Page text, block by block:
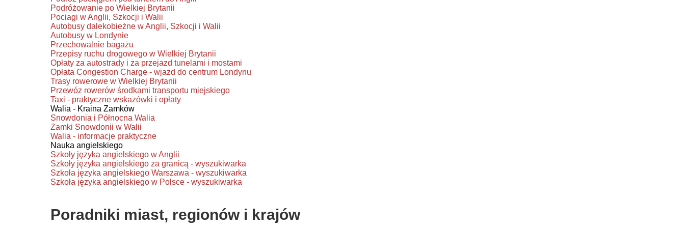
Podróżowanie po Wielkiej Brytanii
Pociagi w Anglii, Szkocji i Walii
Autobusy dalekobieżne w Anglii, Szkocji i Walii
Autobusy w Londynie
Przechowalnie bagażu
Przepisy ruchu drogowego w Wielkiej Brytanii
Opłaty za autostrady i za przejazd tunelami i mostami
Opłata Congestion Charge - wjazd do centrum Londynu
Trasy rowerowe w Wielkiej Brytanii
Przewóz rowerów środkami transportu miejskiego
Taxi - praktyczne wskazówki i opłaty
Walia - Kraina Zamków
Snowdonia i Północna Walia
Zamki Snowdonii w Walii
Walia - informacje praktyczne
Nauka angielskiego
Szkoły języka angielskiego w Anglii
Szkoły języka angielskiego za granicą - wyszukiwarka
Szkoła języka angielskiego Warszawa - wyszukiwarka
Szkoła języka angielskiego w Polsce - wyszukiwarka
Poradniki miast, regionów i krajów